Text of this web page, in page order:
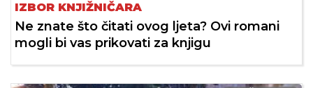
IZBOR KNJIŽNIČARA
Ne znate što čitati ovog ljeta? Ovi romani
mogli bi vas prikovati za knjigu